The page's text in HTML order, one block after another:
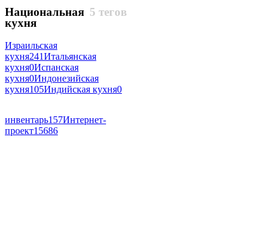
5 тегов
Национальная
кухня
Израильская
кухня241Итальянская
кухня0Испанская
кухня0Индонезийская
кухня105Индийская кухня0
инвентарь157Интернет-
проект15686